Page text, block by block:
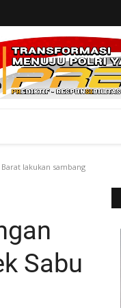
lakukan sambang
Sabu